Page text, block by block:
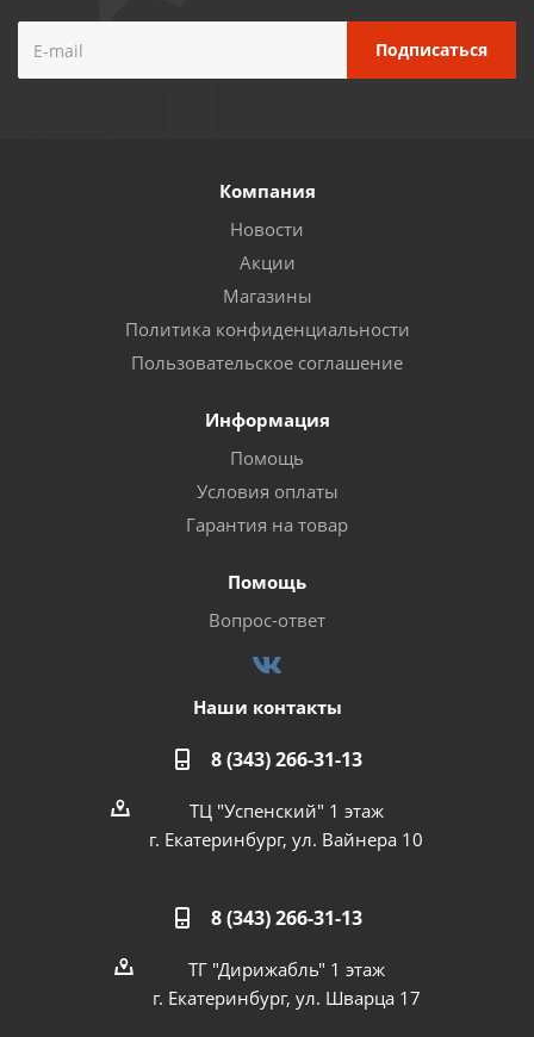
Компания
Новости
Акции
Магазины
Политика конфиденциальности
Пользовательское соглашение
Информация
Помощь
Условия оплаты
Гарантия на товар
Помощь
Вопрос-ответ
Наши контакты
8 (343) 266-31-13
ТЦ "Успенский" 1 этаж
г. Екатеринбург, ул. Вайнера 10
8 (343) 266-31-13
ТГ "Дирижабль" 1 этаж
г. Екатеринбург, ул. Шварца 17